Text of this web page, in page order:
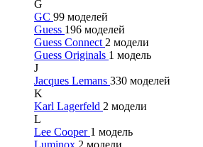
G
GC 99 моделей
Guess 196 моделей
Guess Connect 2 модели
Guess Originals 1 модель
J
Jacques Lemans 330 моделей
K
Karl Lagerfeld 2 модели
L
Lee Cooper 1 модель
Luminox 2 модели